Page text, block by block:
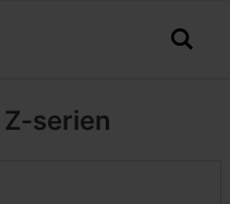
Z-serien